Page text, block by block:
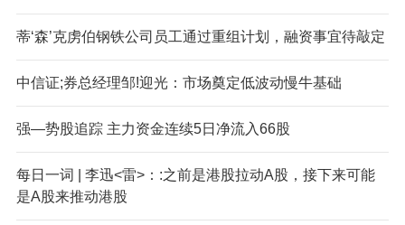
蒂‘森’克虏伯钢铁公司员工通过重组计划，融资事宜待敲定
中信证;券总经理邹!迎光：市场奠定低波动慢牛基础
强—势股追踪 主力资金连续5日净流入66股
每日一词 | 李迅<雷>：:之前是港股拉动A股，接下来可能
是A股来推动港股